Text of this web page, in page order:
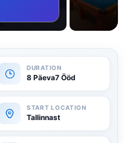
8 Päeva7 Ööd
Tallinnast